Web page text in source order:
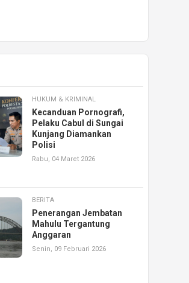
HUKUM & KRIMINAL
Kecanduan Pornografi,
Pelaku Cabul di Sungai
Kunjang Diamankan
Polisi
Rabu, 04 Maret 2026
BERITA
Penerangan Jembatan
Mahulu Tergantung
Anggaran
Senin, 09 Februari 2026